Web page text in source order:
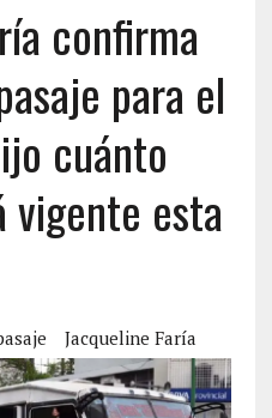
confirma
para el
cuánto
esta
Jacqueline Faría